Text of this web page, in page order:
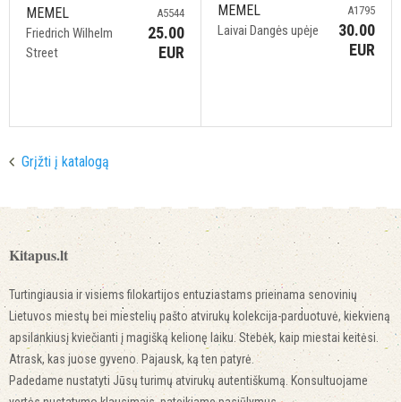
MEMEL
Friedrich Wilhelm
Street
A5544
25.00
EUR
MEMEL
Laivai Dangės upėje
A1795
30.00
EUR
Grįžti į katalogą
Kitapus.lt
Turtingiausia ir visiems filokartijos entuziastams prieinama senovinių
Lietuvos miestų bei miestelių pašto atvirukų kolekcija-parduotuvė, kiekvieną
apsilankiusį kviečianti į magišką kelionę laiku. Stebėk, kaip miestai keitėsi.
Atrask, kas juose gyveno. Pajausk, ką ten patyrė.
Padedame nustatyti Jūsų turimų atvirukų autentiškumą. Konsultuojame